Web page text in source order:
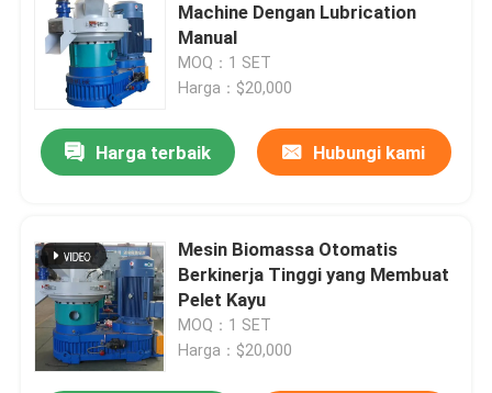
Machine Dengan Lubrication
Manual
MOQ：1 SET
Harga：$20,000
Harga terbaik Hubungi kami
Mesin Biomassa Otomatis
Berkinerja Tinggi yang Membuat
Pelet Kayu
MOQ：1 SET
Harga：$20,000